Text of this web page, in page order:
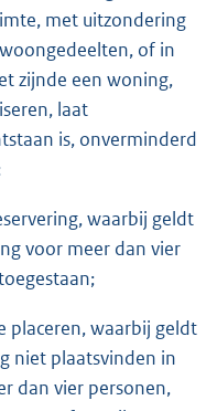
met uitzondering
of in
zijnde een woning,
laat
is, onverminderd
waarbij geldt
voor meer dan vier
placeren, waarbij geldt
niet plaatsvinden in
dan vier personen,